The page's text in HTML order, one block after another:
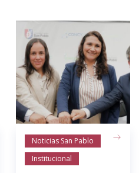
Noticias San Pablo
Institucional